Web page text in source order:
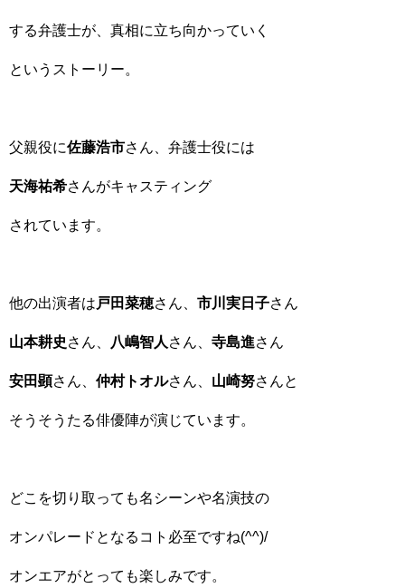
する弁護士が、真相に立ち向かっていく
というストーリー。
父親役に佐藤浩市さん、弁護士役には
天海祐希さんがキャスティング
されています。
他の出演者は 戸田菜穂さん、 市川実日子さん
山本耕史 さん、 八嶋智人 さん、 寺島進さん
安田顕さん、 仲村トオルさん、 山崎努さんと
そうそうたる俳優陣が演じています。
どこを切り取っても名シーンや名演技の
オンパレードとなるコト必至ですね(^^)/
オンエアがとっても楽しみです。